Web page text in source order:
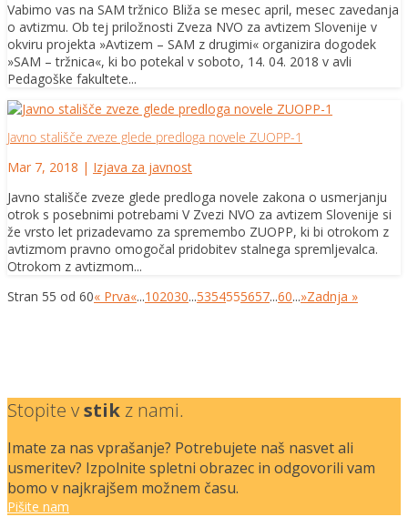
Vabimo vas na SAM tržnico Bliža se mesec april, mesec zavedanja
o avtizmu. Ob tej priložnosti Zveza NVO za avtizem Slovenije v
okviru projekta »Avtizem – SAM z drugimi« organizira dogodek
»SAM – tržnica«, ki bo potekal v soboto, 14. 04. 2018 v avli
Pedagoške fakultete...
Javno stališče zveze glede predloga novele ZUOPP-1
Mar 7, 2018 | Izjava za javnost
Javno stališče zveze glede predloga novele zakona o usmerjanju
otrok s posebnimi potrebami V Zvezi NVO za avtizem Slovenije si
že vrsto let prizadevamo za spremembo ZUOPP, ki bi otrokom z
avtizmom pravno omogočal pridobitev stalnega spremljevalca.
Otrokom z avtizmom...
Stran 55 od 60« Prva«...102030...5354555657...60...»Zadnja »
Stopite vstikz nami.
Imate za nas vprašanje? Potrebujete naš nasvet ali
usmeritev? Izpolnite spletni obrazec in odgovorili vam
bomo v najkrajšem možnem času.
Pišite nam